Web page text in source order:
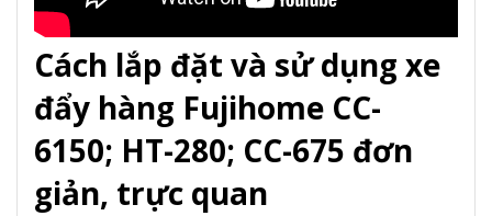
Cách lắp đặt và sử dụng xe
đẩy hàng Fujihome CC-
6150; HT-280; CC-675 đơn
giản, trực quan